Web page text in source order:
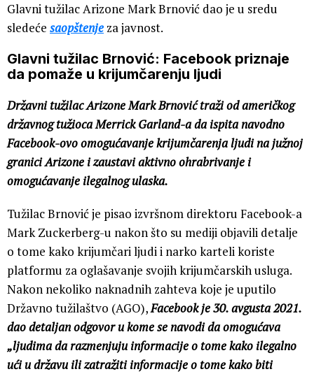
Glavni tužilac Arizone Mark Brnović dao je u sredu
sledeće saopštenje za javnost.
Glavni tužilac Brnović: Facebook priznaje
da pomaže u krijumčarenju ljudi
Državni tužilac Arizone Mark Brnović traži od američkog
državnog tužioca Merrick Garland-a da ispita navodno
Facebook-ovo omogućavanje krijumčarenja ljudi na južnoj
granici Arizone i zaustavi aktivno ohrabrivanje i
omogućavanje ilegalnog ulaska.
Tužilac Brnović je pisao izvršnom direktoru Facebook-a
Mark Zuckerberg-u nakon što su mediji objavili detalje
o tome kako krijumčari ljudi i narko karteli koriste
platformu za oglašavanje svojih krijumčarskih usluga.
Nakon nekoliko naknadnih zahteva koje je uputilo
Državno tužilaštvo (AGO),Facebook je 30. avgusta 2021.
dao detaljan odgovor u kome se navodi da omogućava
„ljudima da razmenjuju informacije o tome kako ilegalno
ući u državu ili zatražiti informacije o tome kako biti